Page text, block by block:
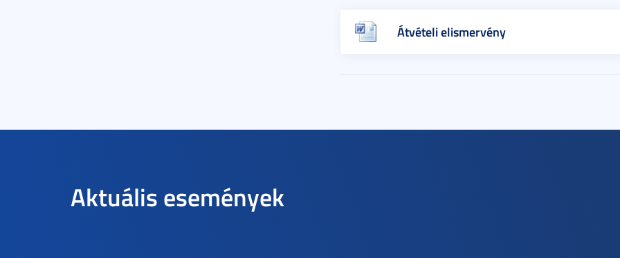
Átvételi elismervény
Aktuális események